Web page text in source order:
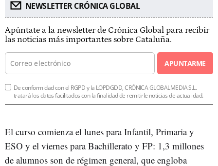
NEWSLETTER CRÓNICA GLOBAL
Apúntate a la newsletter de Crónica Global para recibir
las noticias más importantes sobre Cataluña.
APUNTARME
De conformidad con el RGPD y la LOPDGDD, CRÓNICA GLOBALMEDIA S.L.
tratará los datos facilitados con la finalidad de remitirle noticias de actualidad.
El curso comienza el lunes para Infantil, Primaria y
ESO y el viernes para Bachillerato y FP: 1,3 millones
de alumnos son de régimen general, que engloba